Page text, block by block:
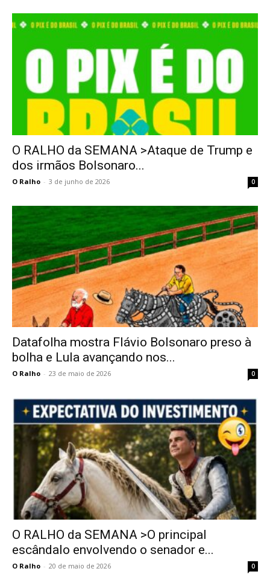
O RALHO da SEMANA >Ataque de Trump e
dos irmãos Bolsonaro...
O Ralho - 3 de junho de 2026 0
Datafolha mostra Flávio Bolsonaro preso à
bolha e Lula avançando nos...
O Ralho - 23 de maio de 2026 0
O RALHO da SEMANA >O principal
escândalo envolvendo o senador e...
O Ralho - 20 de maio de 2026 0